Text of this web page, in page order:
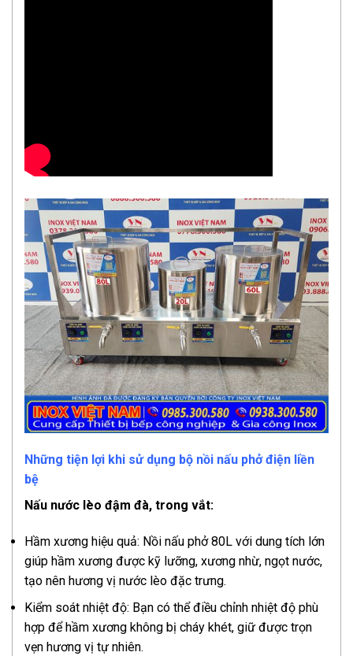
Những tiện lợi khi sử dụng bộ nồi nấu phở điện liền
bệ
Nấu nước lèo đậm đà, trong vắt:
Hầm xương hiệu quả: Nồi nấu phở 80L với dung tích lớn
giúp hầm xương được kỹ lưỡng, xương nhừ, ngọt nước,
tạo nên hương vị nước lèo đặc trưng.
Kiểm soát nhiệt độ: Bạn có thể điều chỉnh nhiệt độ phù
hợp để hầm xương không bị cháy khét, giữ được trọn
vẹn hương vị tự nhiên.